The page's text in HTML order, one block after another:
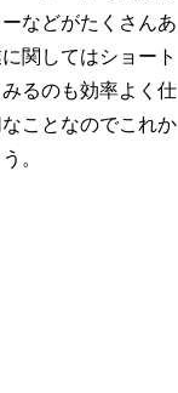
などがたくさんあ
関してはショート
るのも効率よく仕
ことなのでこれか
。